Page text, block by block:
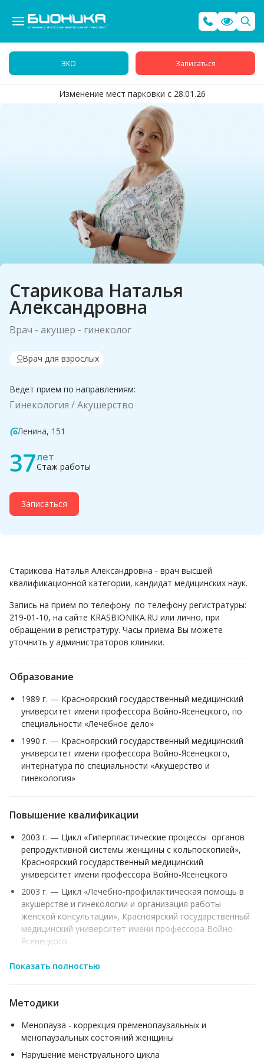
ЭКО Записаться
Изменение мест парковки с 28.01.26
Старикова Наталья
Александровна
Врач - акушер - гинеколог
Врач для взрослых
Ведет прием по направлениям:
Гинекология Акушерство
Ленина, 151
37лет
Стаж работы
Записаться
Старикова Наталья Александровна - врач высшей
квалификационной категории, кандидат медицинских наук.
Запись на прием по телефону по телефону регистратуры:
219-01-10, на сайте KRASBIONIKA.RU или лично, при
обращении в регистратуру. Часы приема Вы можете
уточнить у администраторов клиники.
Образование
1989 г. — Красноярский государственный медицинский
университет имени профессора Войно-Ясенецкого, по
специальности «Лечебное дело»
1990 г. — Красноярский государственный медицинский
университет имени профессора Войно-Ясенецкого,
интернатура по специальности «Акушерство и
гинекология»
Повышение квалификации
2003 г. — Цикл «Гиперпластические процессы органов
репродуктивной системы женщины с кольпоскопией»,
Красноярский государственный медицинский
университет имени профессора Войно-Ясенецкого
2003 г. — Цикл «Лечебно-профилактическая помощь в
акушерстве и гинекологии и организация работы
женской консультации», Красноярский государственный
медицинский университет имени профессора Войно-
Ясенецкого
Красноярский государственный медицинский
2011 г. — Цикл «Вопросы ОВП в акушерстве и
гинекологии», Красноярский государственный
медицинский университет имени профессора Войно-
Ясенецкого
2013 г. — Цикл «Теоретический и практический основы
Показать полностью
Методики
Менопауза - коррекция пременопаузальных и
менопаузальных состояний женщины
Нарушение менструального цикла